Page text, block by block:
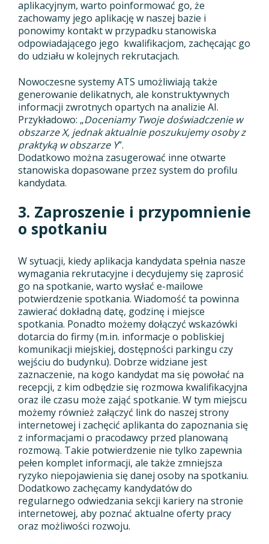
aplikacyjnym, warto poinformować go, że
zachowamy jego aplikację w naszej bazie i
ponowimy kontakt w przypadku stanowiska
odpowiadającego jego kwalifikacjom, zachęcając go
do udziału w kolejnych rekrutacjach.
Nowoczesne systemy ATS umożliwiają także
generowanie delikatnych, ale konstruktywnych
informacji zwrotnych opartych na analizie AI.
Przykładowo: „Doceniamy Twoje doświadczenie w
obszarze X, jednak aktualnie poszukujemy osoby z
praktyką w obszarze Y”.
Dodatkowo można zasugerować inne otwarte
stanowiska dopasowane przez system do profilu
kandydata.
3. Zaproszenie i przypomnienie
o spotkaniu
W sytuacji, kiedy aplikacja kandydata spełnia nasze
wymagania rekrutacyjne i decydujemy się zaprosić
go na spotkanie, warto wysłać e-mailowe
potwierdzenie spotkania. Wiadomość ta powinna
zawierać dokładną datę, godzinę i miejsce
spotkania. Ponadto możemy dołączyć wskazówki
dotarcia do firmy (m.in. informacje o pobliskiej
komunikacji miejskiej, dostępności parkingu czy
wejściu do budynku). Dobrze widziane jest
zaznaczenie, na kogo kandydat ma się powołać na
recepcji, z kim odbędzie się rozmowa kwalifikacyjna
oraz ile czasu może zająć spotkanie. W tym miejscu
możemy również załączyć link do naszej strony
internetowej i zachęcić aplikanta do zapoznania się
z informacjami o pracodawcy przed planowaną
rozmową. Takie potwierdzenie nie tylko zapewnia
pełen komplet informacji, ale także zmniejsza
ryzyko niepojawienia się danej osoby na spotkaniu.
Dodatkowo zachęcamy kandydatów do
regularnego odwiedzania sekcji kariery na stronie
internetowej, aby poznać aktualne oferty pracy
oraz możliwości rozwoju.